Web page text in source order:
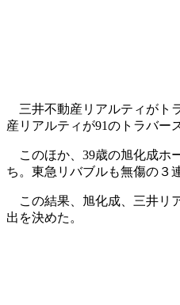
三井不動産リアルティがト
産リアルティが91のトラバー
このほか、39歳の旭化成ホ
ち。東急リバブルも無傷の３
この結果、旭化成、三井リ
出を決めた。